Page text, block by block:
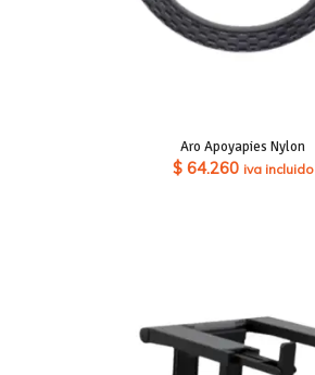
Aro Apoyapies Nylon
$64.260 iva incluido